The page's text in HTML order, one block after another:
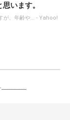
います。
が、年齢や... - Yahoo!